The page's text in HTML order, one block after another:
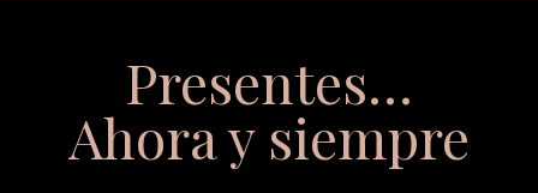
Presentes…
Ahora y siempre